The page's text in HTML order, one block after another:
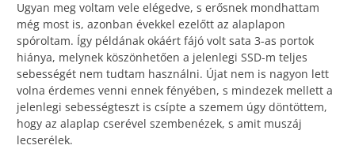
Ugyan meg voltam vele elégedve, s erősnek mondhattam
még most is, azonban évekkel ezelőtt az alaplapon
spóroltam. Így példának okáért fájó volt sata 3-as portok
hiánya, melynek köszönhetően a jelenlegi SSD-m teljes
sebességét nem tudtam használni. Újat nem is nagyon lett
volna érdemes venni ennek fényében, s mindezek mellett a
jelenlegi sebességteszt is csípte a szemem úgy döntöttem,
hogy az alaplap cserével szembenézek, s amit muszáj
lecserélek.